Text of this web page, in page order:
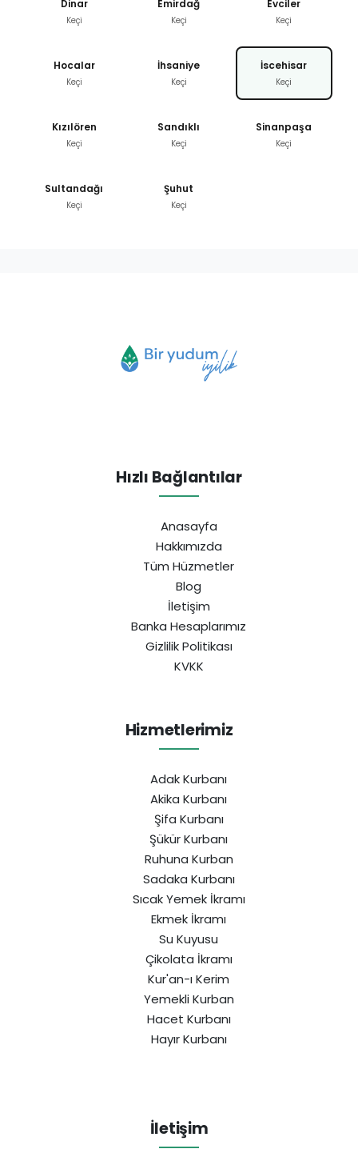
Dinar
Keçi
Emirdağ
Keçi
Evciler
Keçi
Hocalar
Keçi
İhsaniye
Keçi
İscehisar
Keçi
Kızılören
Keçi
Sandıklı
Keçi
Sinanpaşa
Keçi
Sultandağı
Keçi
Şuhut
Keçi
Hızlı Bağlantılar
Anasayfa
Hakkımızda
Tüm Hüzmetler
Blog
İletişim
Banka Hesaplarımız
Gizlilik Politikası
KVKK
Hizmetlerimiz
Adak Kurbanı
Akika Kurbanı
Şifa Kurbanı
Şükür Kurbanı
Ruhuna Kurban
Sadaka Kurbanı
Sıcak Yemek İkramı
Ekmek İkramı
Su Kuyusu
Çikolata İkramı
Kur'an-ı Kerim
Yemekli Kurban
Hacet Kurbanı
Hayır Kurbanı
İletişim